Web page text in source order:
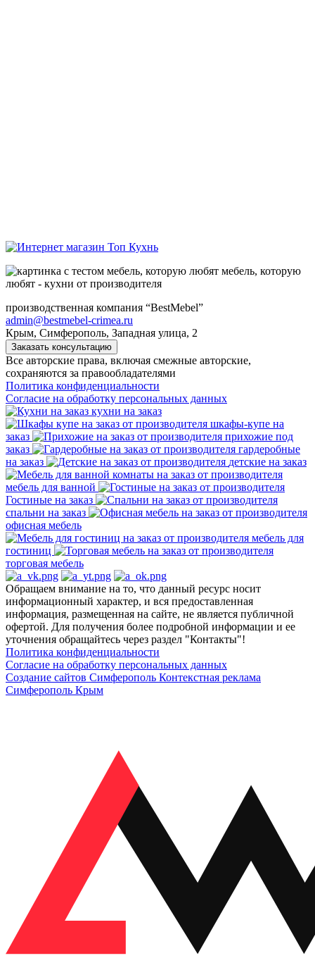
мебель, которую
любят - кухни от производителя
производственная компания “BestMebel”
admin@bestmebel-crimea.ru
Крым, Симферополь, Западная улица, 2
Заказать консультацию
Все авторские права, включая смежные авторские,
сохраняются за правообладателями
Политика конфиденциальности
Согласие на обработку персональных данных
кухни на заказ
шкафы-купе на
заказ
прихожие под
заказ
гардеробные
на заказ
детские на заказ
мебель для ванной
Гостиные на заказ
спальни на заказ
офисная мебель
мебель для
гостиниц
торговая мебель
Обращаем внимание на то, что данный ресурс носит
информационный характер, и вся предоставленная
информация, размещенная на сайте, не является публичной
офертой. Для получения более подробной информации и ее
уточнения обращайтесь через раздел "Контакты"!
Политика конфиденциальности
Согласие на обработку персональных данных
Создание сайтов Симферополь Контекстная реклама
Симферополь Крым